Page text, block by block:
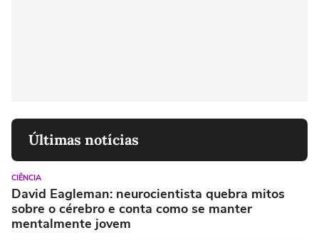
Últimas notícias
CIÊNCIA
David Eagleman: neurocientista quebra mitos
sobre o cérebro e conta como se manter
mentalmente jovem